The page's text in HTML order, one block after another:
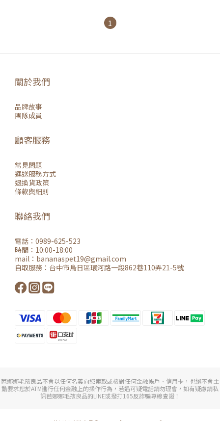
1
關於我們
品牌故事
團隊成員
顧客服務
常見問題
運送服務方式
退換貨政策
條款與細則
聯絡我們
電話：0989-625-523
時間：10:00-18:00
mail： bananaspet19@gmail.com
自取服務： 台中市烏日區環河路一段862巷110弄21-5號
芭娜娜毛孩良品不會以任何名義向您索取或核對任何金融帳戶、信用卡，也絕不會主
動要求您於ATM進行任何金融上的操作行為，若遇可疑電話請勿理會，如有疑慮請私
訊芭娜娜毛孩良品的LINE或撥打165反詐騙專線查證！